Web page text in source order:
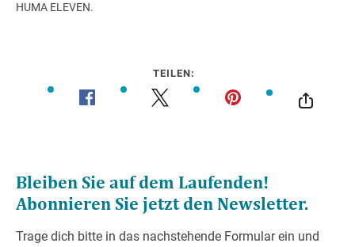
HUMA ELEVEN.
TEILEN: